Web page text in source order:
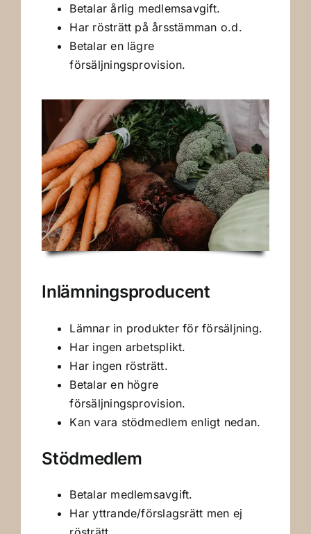
Betalar årlig medlemsavgift.
Har rösträtt på årsstämman o.d.
Betalar en lägre
försäljningsprovision.
Inlämningsproducent
Lämnar in produkter för försäljning.
Har ingen arbetsplikt.
Har ingen rösträtt.
Betalar en högre
försäljningsprovision.
Kan vara stödmedlem enligt nedan.
Stödmedlem
Betalar medlemsavgift.
Har yttrande/förslagsrätt men ej